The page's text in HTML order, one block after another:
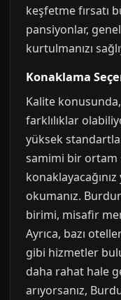
keşfetme fırsatı
pansiyonlar,
kurtulmanızı
Konaklama
Kalite
farklılıklar
yüksek
samimi bir ortam
okumanız.
birimi, misafir
Ayrıca, bazı
gibi hizmetler
daha rahat hale
arıyorsanız,